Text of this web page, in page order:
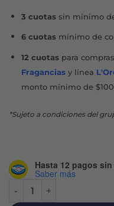
3 cuotassin mínimo
6 cuotasmínimo de
12 cuotaspara
Fraganciasy línea
monto mínimo de
*Sujeto a condiciones del
Hasta 12 pagos
Saber más